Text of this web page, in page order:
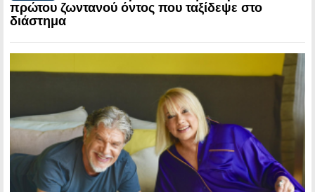
πρώτου ζωντανού όντος που ταξίδεψε στο
διάστημα